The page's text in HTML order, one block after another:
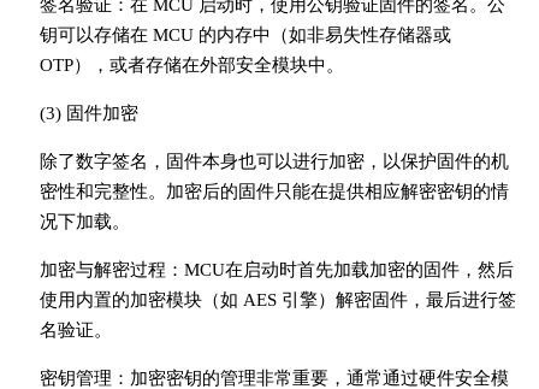
签名验证：在 MCU 启动时，使用公钥验证固件的签名。公
钥可以存储在 MCU 的内存中（如非易失性存储器或
OTP），或者存储在外部安全模块中。
(3) 固件加密
除了数字签名，固件本身也可以进行加密，以保护固件的机
密性和完整性。加密后的固件只能在提供相应解密密钥的情
况下加载。
加密与解密过程：MCU在启动时首先加载加密的固件，然后
使用内置的加密模块（如 AES 引擎）解密固件，最后进行签
名验证。
密钥管理：加密密钥的管理非常重要，通常通过硬件安全模